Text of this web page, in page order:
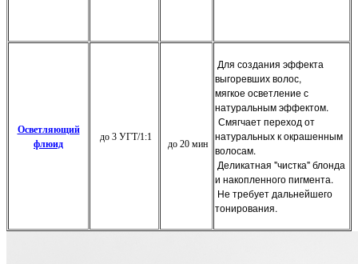
Осветляющий
флюид
до 3 УГТ/1:1
до 20 мин
Для создания эффекта
выгоревших волос,
мягкое осветление с
натуральнымэффектом.
Смягчает переход от
натуральныхк окрашенным
волосам.
Деликатная "чистка" блонда
и накопленного пигмента.
Не требует дальнейшего
тонирования.